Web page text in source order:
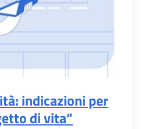
indicazioni per
di vita”